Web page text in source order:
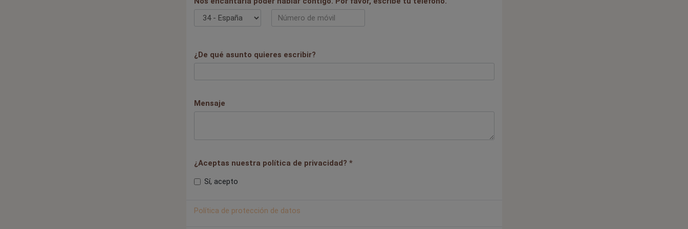
¿De qué asunto quieres escribir?
Mensaje
¿Aceptas nuestra política de privacidad? *
Sí, acepto
Política de protección de datos